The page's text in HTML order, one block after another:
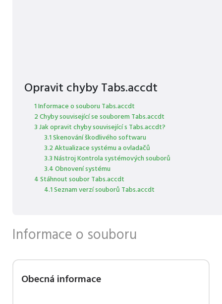
Opravit chyby Tabs.accdt
1 Informace o souboru Tabs.accdt
2 Chyby související se souborem Tabs.accdt
3 Jak opravit chyby související s Tabs.accdt?
3.1 Skenování škodlivého softwaru
3.2 Aktualizace systému a ovladačů
3.3 Nástroj Kontrola systémových souborů
3.4 Obnovení systému
4 Stáhnout soubor Tabs.accdt
4.1 Seznam verzí souborů Tabs.accdt
Informace o souboru
Obecná informace